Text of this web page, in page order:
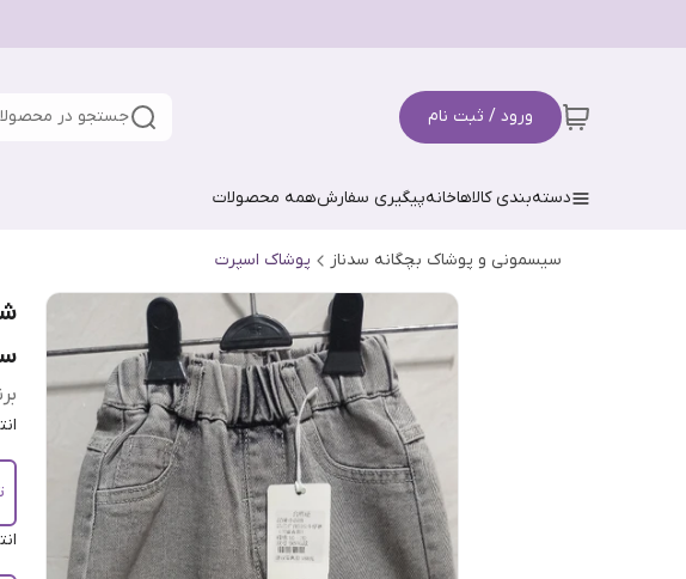
ورود / ثبت نام جستجو در
دسته‌بندی کالاهاخانهپیگیری سفارشهمه محصولات
سیسمونی و پوشاک بچگانه سدناز پوشاک اسپرت